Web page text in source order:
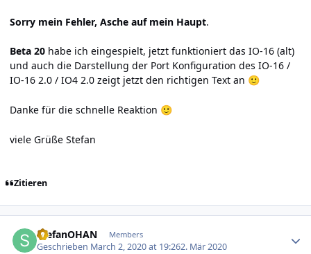
Sorry mein Fehler, Asche auf mein Haupt.
Beta 20 habe ich eingespielt, jetzt funktioniert das IO-16 (alt)
und auch die Darstellung der Port Konfiguration des IO-16 /
IO-16 2.0 / IO4 2.0 zeigt jetzt den richtigen Text an 🙂
Danke für die schnelle Reaktion 🙂
viele Grüße Stefan
Zitieren
StefanOHAN Members
Geschrieben March 2, 2020 at 19:262. Mär 2020